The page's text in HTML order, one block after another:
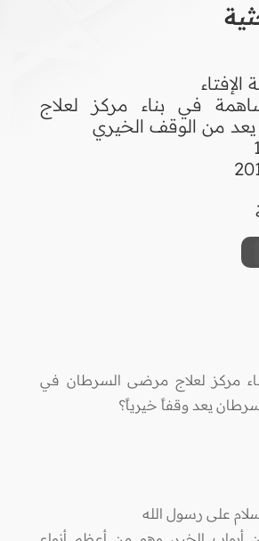
الإفتاء
في بناء مركز لعلاج
من الوقف الخيري
مركز لعلاج مرضى السرطان في
يعد وقفاً خيرياً؟
على رسول الله